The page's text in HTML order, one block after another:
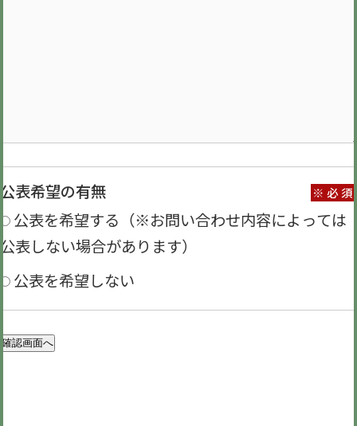
公表希望の有無 ※必須
公表を希望する（※お問い合わせ内容によっては
公表しない場合があります）
公表を希望しない